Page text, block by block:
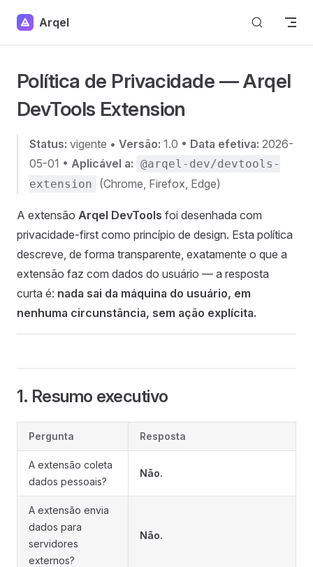
Skip to content
Arqel
Política de Privacidade — Arqel
DevTools Extension
Status: vigente • Versão: 1.0 • Data efetiva: 2026-
05-01 • Aplicável a: @arqel-dev/devtools-
extension
(Chrome, Firefox, Edge)
A extensão Arqel DevTools foi desenhada com
privacidade-first como princípio de design. Esta política
descreve, de forma transparente, exatamente o que a
extensão faz com dados do usuário — a resposta
curta é: nada sai da máquina do usuário, em
nenhuma circunstância, sem ação explícita.
1. Resumo executivo
Pergunta Resposta
A extensão coleta
dados pessoais?
Não.
A extensão envia
dados para
servidores
externos?
Não.